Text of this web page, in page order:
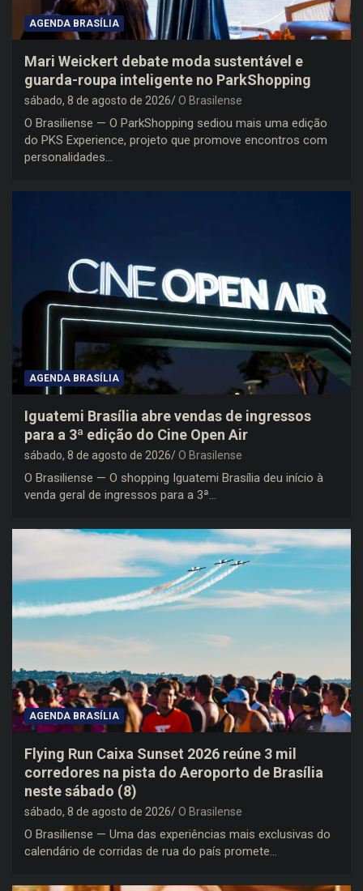
AGENDA BRASÍLIA
Mari Weickert debate moda sustentável e
guarda-roupa inteligente no ParkShopping
sábado, 8 de agosto de 2026 O Brasilense
O Brasiliense — O ParkShopping sediou mais uma edição
do PKS Experience, projeto que promove encontros com
personalidades…
AGENDA BRASÍLIA
Iguatemi Brasília abre vendas de ingressos
para a 3ª edição do Cine Open Air
sábado, 8 de agosto de 2026 O Brasilense
O Brasiliense — O shopping Iguatemi Brasília deu início à
venda geral de ingressos para a 3ª…
AGENDA BRASÍLIA
Flying Run Caixa Sunset 2026 reúne 3 mil
corredores na pista do Aeroporto de Brasília
neste sábado (8)
sábado, 8 de agosto de 2026 O Brasilense
O Brasiliense — Uma das experiências mais exclusivas do
calendário de corridas de rua do país promete…